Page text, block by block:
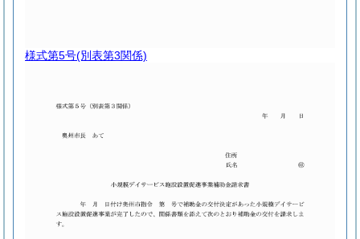
様式第5号(別表第3関係)